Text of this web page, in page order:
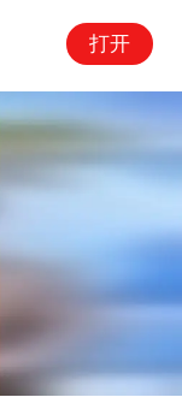
打开
00:34